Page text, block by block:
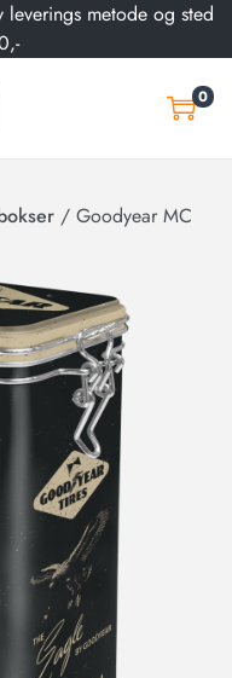
leverings metode og sted
0
/ Goodyear MC